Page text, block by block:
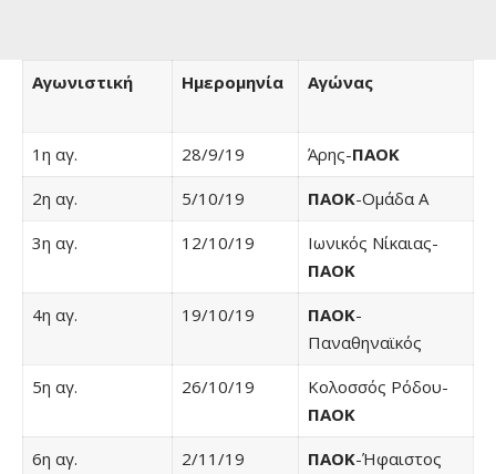
Αγωνιστική Ημερομηνία Αγώνας
1η αγ. 28/9/19 Άρης-ΠΑΟΚ
2η αγ.
5/10/19 ΠΑΟΚ-Ομάδα Α
3η αγ.
12/10/19
Ιωνικός Νίκαιας-
ΠΑΟΚ
4η αγ.
19/10/19 ΠΑΟΚ-
Παναθηναϊκός
5η αγ.
26/10/19
Κολοσσός Ρόδου-
ΠΑΟΚ
6η αγ.
2/11/19 ΠΑΟΚ-Ήφαιστος